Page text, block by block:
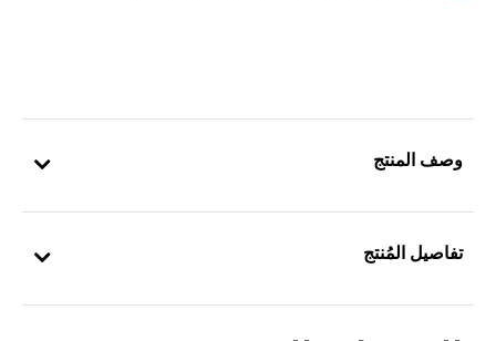
وصف المنتج
تفاصيل المُنتج